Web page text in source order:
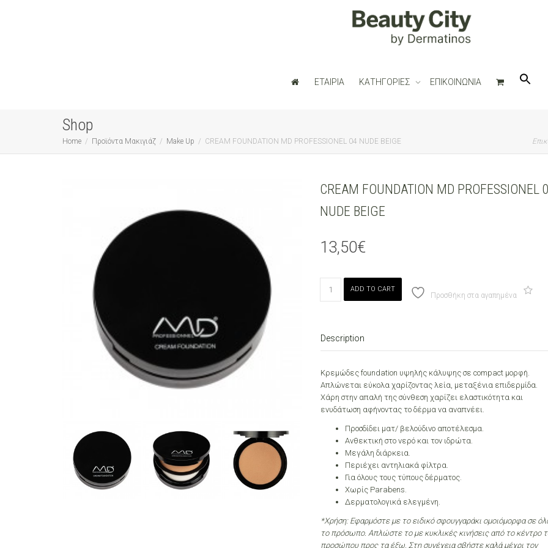
ΕΤΑΙΡΙΑ ΚΑΤΗΓΟΡΙΕΣ ΕΠΙΚΟΙΝΩΝΙΑ
Shop
Home Προϊόντα Μακιγιάζ Make Up CREAM FOUNDATION MD PROFESSIONEL 04 NUDE BEIGE
CREAM FOUNDATION MD PROFESSIONEL
NUDE BEIGE
13,50€
FOUNDATION
NUDE
quantity
ADD TO CART
Προσθήκη στα αγαπημένα
Description
Kρεμώδες foundation υψηλής κάλυψης σε compact μορφή.
Απλώνεται εύκολα χαρίζοντας λεία, μεταξένια επιδερμίδα.
Χάρη στην απαλή της σύνθεση χαρίζει ελαστικότητα και
ενυδάτωση αφήνοντας το δέρμα να αναπνέει.
Προσδίδει ματ/ βελούδινο αποτέλεσμα.
Ανθεκτική στο νερό και τον ιδρώτα.
Μεγάλη διάρκεια.
Περιέχει αντηλιακά φίλτρα.
Για όλους τους τύπους δέρματος.
Χωρίς Parabens.
Δερματολογικά ελεγμένη.
*Χρήση: Εφαρμόστε με το ειδικό σφουγγαράκι ομοιόμορφα σε
το πρόσωπο. Απλώστε το με κυκλικές κινήσεις από το κέντρο
προσώπου προς τα έξω. Στη συνέχεια σβήστε καλά μέχρι τον